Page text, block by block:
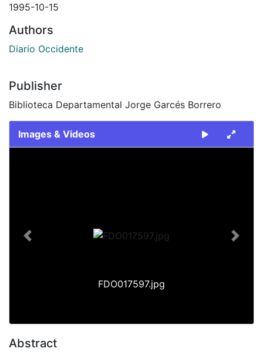
1995-10-15
Authors
Diario Occidente
Publisher
Biblioteca Departamental Jorge Garcés Borrero
Images & Videos
FDO017597.jpg
Previous Next
Abstract